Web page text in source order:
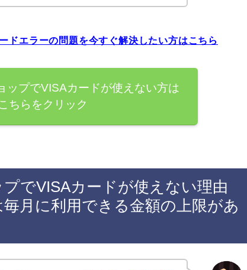
ドエラーの問題を今すぐ解決したい方はこちら
ップでVISAカードが使えない方は
ちらをクリック
でVISAカードが使えない理由
月に利用できる金額の上限があ